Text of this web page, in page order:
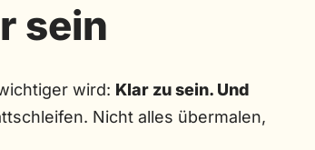
sein
wird: Klar zu sein. Und
Nicht alles übermalen,